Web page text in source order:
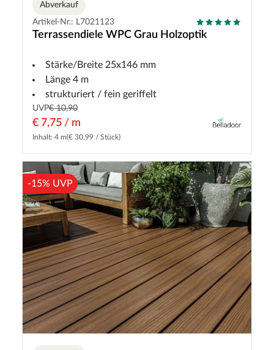
Abverkauf
Artikel-Nr.: L7021123
Terrassendiele WPC Grau Holzoptik
Stärke/Breite 25x146 mm
Länge 4 m
strukturiert / fein geriffelt
UVP€ 10,90
€ 7,75 / m
Inhalt: 4 m(€ 30,99 / Stück)
-15% UVP